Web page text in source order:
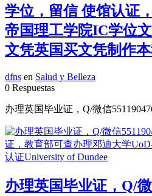
学位，留信 使馆认证
帝国理工学院IC学位
文凭英国买文凭制作
dfns en Salud y Belleza
0 Respuestas
办理英国毕业证，Q/微信
办理英国毕业证，Q/